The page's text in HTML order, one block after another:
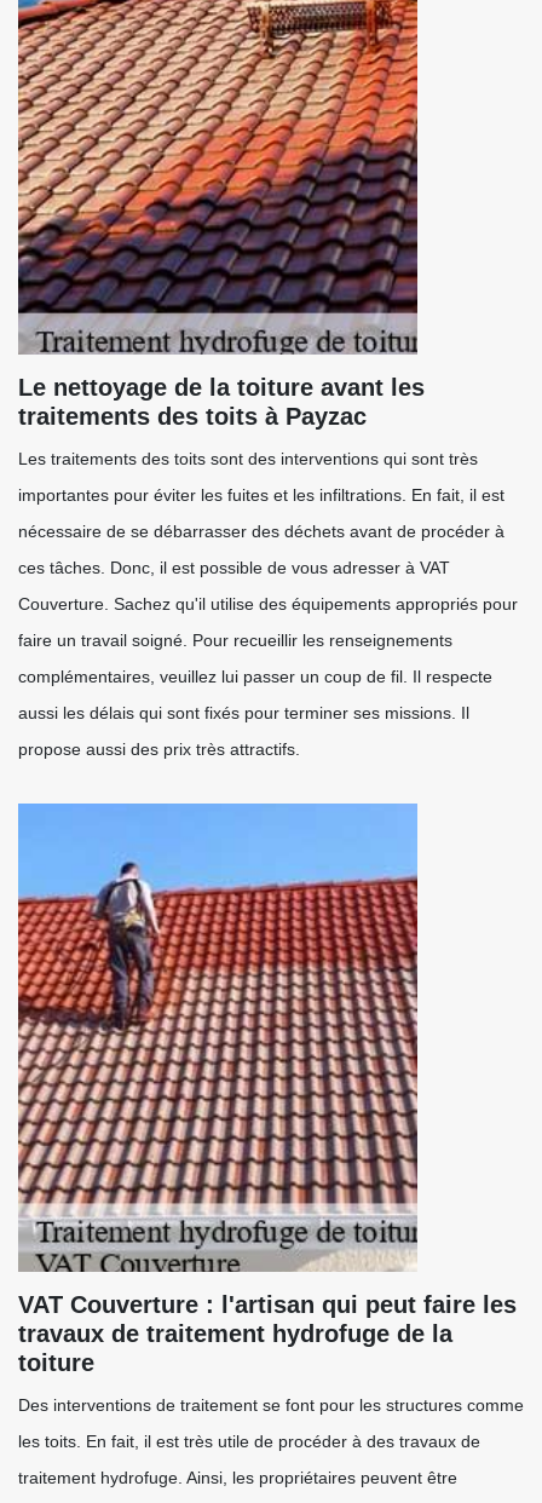
Le nettoyage de la toiture avant les
traitements des toits à Payzac
Les traitements des toits sont des interventions qui sont très
importantes pour éviter les fuites et les infiltrations. En fait, il est
nécessaire de se débarrasser des déchets avant de procéder à
ces tâches. Donc, il est possible de vous adresser à VAT
Couverture. Sachez qu'il utilise des équipements appropriés pour
faire un travail soigné. Pour recueillir les renseignements
complémentaires, veuillez lui passer un coup de fil. Il respecte
aussi les délais qui sont fixés pour terminer ses missions. Il
propose aussi des prix très attractifs.
VAT Couverture : l'artisan qui peut faire les
travaux de traitement hydrofuge de la
toiture
Des interventions de traitement se font pour les structures comme
les toits. En fait, il est très utile de procéder à des travaux de
traitement hydrofuge. Ainsi, les propriétaires peuvent être